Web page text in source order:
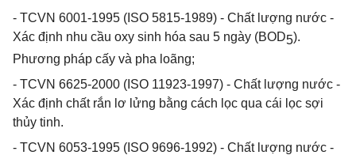
- TCVN 6001-1995 (ISO 5815-1989) - Chất lượng nước -
Xác định nhu cầu oxy sinh hóa sau 5 ngày (BOD5).
Phương pháp cấy và pha loãng;
- TCVN 6625-2000 (ISO 11923-1997) - Chất lượng nước -
Xác định chất rắn lơ lửng bằng cách lọc qua cái lọc sợi
thủy tinh.
- TCVN 6053-1995 (ISO 9696-1992) - Chất lượng nước -